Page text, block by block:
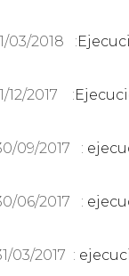
03/2018 :
12/2017 :
09/2017 :
06/2017 :
03/2017 :